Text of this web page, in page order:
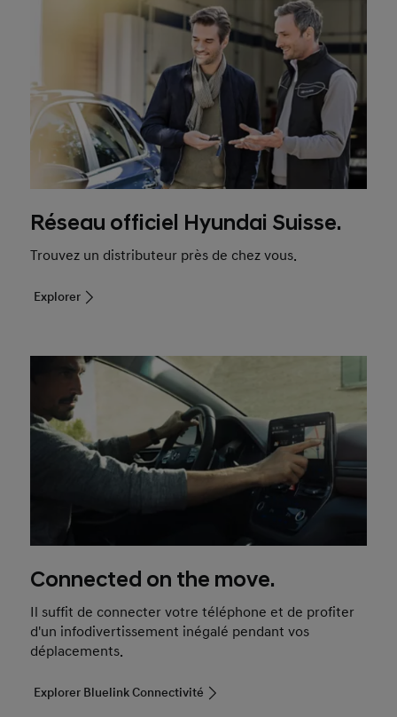
Réseau officiel Hyundai Suisse.
Trouvez un distributeur près de chez vous.
Explorer
Connected on the move.
Il suffit de connecter votre téléphone et de profiter
d'un infodivertissement inégalé pendant vos
déplacements.
Explorer Bluelink Connectivité